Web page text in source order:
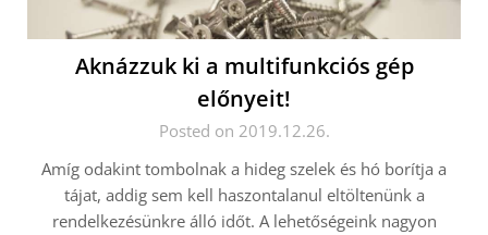
Aknázzuk ki a multifunkciós gép
előnyeit!
Posted on 2019.12.26.
Amíg odakint tombolnak a hideg szelek és hó borítja a
tájat, addig sem kell haszontalanul eltöltenünk a
rendelkezésünkre álló időt. A lehetőségeink nagyon